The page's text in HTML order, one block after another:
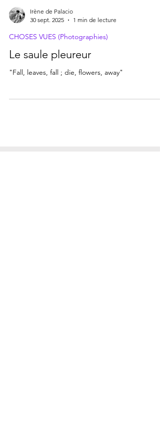
Irène de Palacio
30 sept. 2025
1 min de lecture
CHOSES VUES (Photographies)
Le saule pleureur